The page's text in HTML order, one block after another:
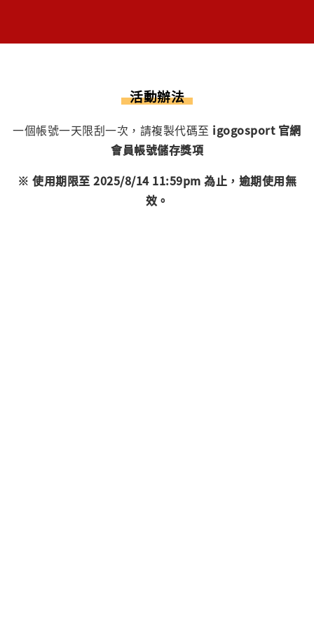
活動辦法
一個帳號一天限刮一次，請複製代碼至 igogosport 官網
會員帳號儲存獎項
※ 使用期限至 2025/8/14 11:59pm 為止，逾期使用無
效。